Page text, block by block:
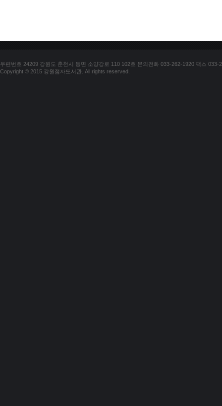
우편번호 24209 강원도 춘천시 동면 소양강로 110 102호 문의전화 033-262-1920 팩스 033-
Copyright © 2015 강원점자도서관. All rights reserved.